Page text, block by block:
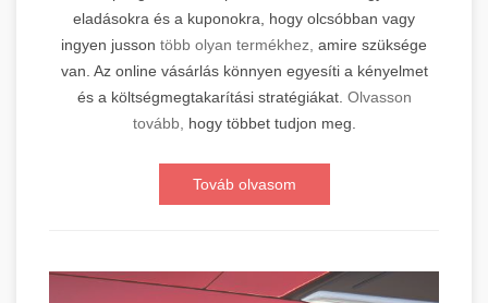
eladásokra és a kuponokra, hogy olcsóbban vagy
ingyen jusson több olyan termékhez, amire szüksége
van. Az online vásárlás könnyen egyesíti a kényelmet
és a költségmegtakarítási stratégiákat. Olvasson
tovább, hogy többet tudjon meg.
Továb olvasom